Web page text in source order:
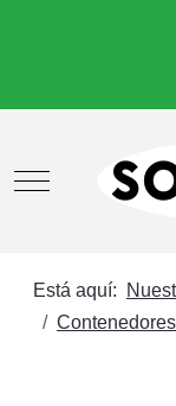
Mobile Menu
Está aquí: